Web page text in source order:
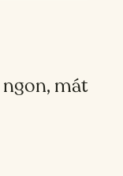
mát